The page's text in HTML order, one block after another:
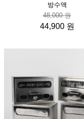
방수액
48,000 원
44,900 원